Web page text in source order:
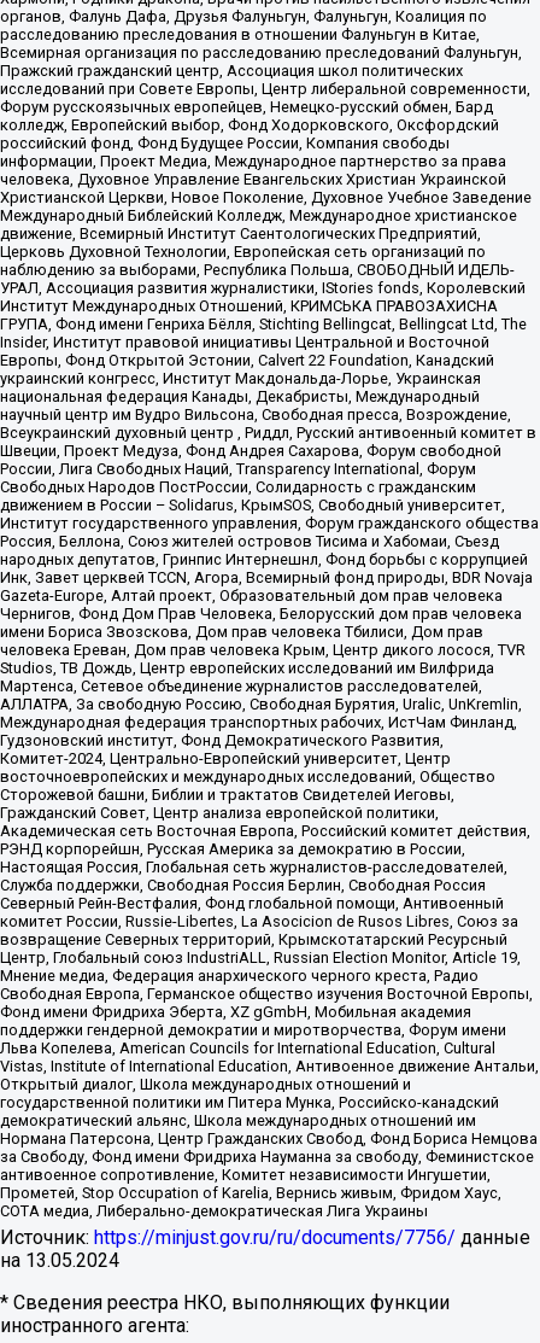
органов, Фалунь Дафа, Друзья Фалуньгун, Фалуньгун, Коалиция по
расследованию преследования в отношении Фалуньгун в Китае,
Всемирная организация по расследованию преследований Фалуньгун,
Пражский гражданский центр, Ассоциация школ политических
исследований при Совете Европы, Центр либеральной современности,
Форум русскоязычных европейцев, Немецко-русский обмен, Бард
колледж, Европейский выбор, Фонд Ходорковского, Оксфордский
российский фонд, Фонд Будущее России, Компания свободы
информации, Проект Медиа, Международное партнерство за права
человека, Духовное Управление Евангельских Христиан Украинской
Христианской Церкви, Новое Поколение, Духовное Учебное Заведение
Международный Библейский Колледж, Международное христианское
движение, Всемирный Институт Саентологических Предприятий,
Церковь Духовной Технологии, Европейская сеть организаций по
наблюдению за выборами, Республика Польша, СВОБОДНЫЙ ИДЕЛЬ-
УРАЛ, Ассоциация развития журналистики, IStories fonds, Королевский
Институт Международных Отношений, КРИМСЬКА ПРАВОЗАХИСНА
ГРУПА, Фонд имени Генриха Бёлля, Stichting Bellingcat, Bellingcat Ltd, The
Insider, Институт правовой инициативы Центральной и Восточной
Европы, Фонд Открытой Эстонии, Calvert 22 Foundation, Канадский
украинский конгресс, Институт Макдональда-Лорье, Украинская
национальная федерация Канады, Декабристы, Международный
научный центр им Вудро Вильсона, Свободная пресса, Возрождение,
Всеукраинский духовный центр , Риддл, Русский антивоенный комитет в
Швеции, Проект Медуза, Фонд Андрея Сахарова, Форум свободной
России, Лига Свободных Наций, Transparеncy International, Форум
Свободных Народов ПостРоссии, Солидарность с гражданским
движением в России – Solidarus, КрымSOS, Свободный университет,
Институт государственного управления, Форум гражданского общества
Россия, Беллона, Союз жителей островов Тисима и Хабомаи, Съезд
народных депутатов, Гринпис Интернешнл, Фонд борьбы с коррупцией
Инк, Завет церквей TCCN, Агора, Всемирный фонд природы, BDR Novaja
Gazeta-Europe, Алтай проект, Образовательный дом прав человека
Чернигов, Фонд Дом Прав Человека, Белорусский дом прав человека
имени Бориса Звозскова, Дом прав человека Тбилиси, Дом прав
человека Ереван, Дом прав человека Крым, Центр дикого лосося, TVR
Studios, ТВ Дождь, Центр европейских исследований им Вилфрида
Мартенса, Сетевое объединение журналистов расследователей,
АЛЛАТРА, За свободную Россию, Свободная Бурятия, Uralic, UnKremlin,
Международная федерация транспортных рабочих, ИстЧам Финланд,
Гудзоновский институт, Фонд Демократического Развития,
Комитет-2024, Центрально-Европейский университет, Центр
восточноевропейских и международных исследований, Общество
Сторожевой башни, Библии и трактатов Свидетелей Иеговы,
Гражданский Совет, Центр анализа европейской политики,
Академическая сеть Восточная Европа, Российский комитет действия,
РЭНД корпорейшн, Русская Америка за демократию в России,
Настоящая Россия, Глобальная сеть журналистов-расследователей,
Служба поддержки, Свободная Россия Берлин, Свободная Россия
Северный Рейн-Вестфалия, Фонд глобальной помощи, Антивоенный
комитет России, Russie-Libertes, La Asocicion de Rusos Libres, Союз за
возвращение Северных территорий, Крымскотатарский Ресурсный
Центр, Глобальный союз IndustriALL, Russian Election Monitor, Article 19,
Мнение медиа, Федерация анархического черного креста, Радио
Свободная Европа, Германское общество изучения Восточной Европы,
Фонд имени Фридриха Эберта, XZ gGmbH, Мобильная академия
поддержки гендерной демократии и миротворчества, Форум имени
Льва Копелева, American Councils for International Education, Cultural
Vistas, Institute of International Education, Антивоенное движение Антальи,
Открытый диалог, Школа международных отношений и
государственной политики им Питера Мунка, Российско-канадский
демократический альянс, Школа международных отношений им
Нормана Патерсона, Центр Гражданских Свобод, Фонд Бориса Немцова
за Свободу, Фонд имени Фридриха Науманна за свободу, Феминистское
антивоенное сопротивление, Комитет независимости Ингушетии,
Прометей, Stop Occupation of Karelia, Вернись живым, Фридом Хаус,
СОТА медиа, Либерально-демократическая Лига Украины
Источник: https://minjust.gov.ru/ru/documents/7756/ данные
на 13.05.2024
* Сведения реестра НКО, выполняющих функции
иностранного агента: